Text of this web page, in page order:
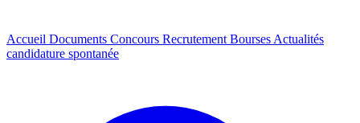
Accueil Documents Concours Recrutement Bourses Actualités
candidature spontanée